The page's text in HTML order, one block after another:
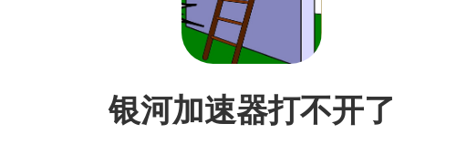
银河加速器打不开了